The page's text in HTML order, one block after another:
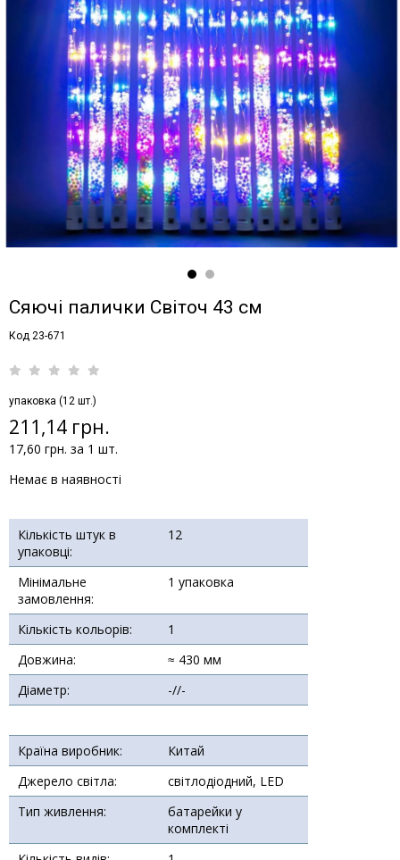
Сяючі палички Світоч 43 см
Код 23-671
упаковка (12 шт.)
211,14 грн.
17,60 грн. за 1 шт.
Немає в наявності
Кількість штук в
упаковці:
12
Мінімальне
замовлення:
1 упаковка
Кількість кольорів:
1
Довжина:
≈ 430 мм
Діаметр:
-//-
Країна виробник:
Китай
Джерело світла:
світлодіодний, LED
Тип живлення:
батарейки у
комплекті